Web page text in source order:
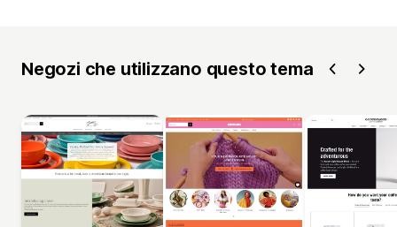
Negozi che utilizzano questo tema